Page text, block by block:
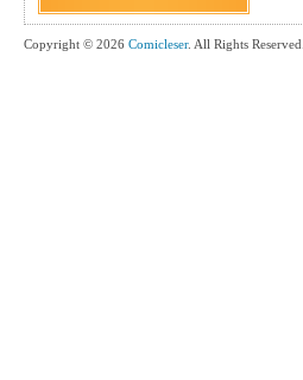
Copyright © 2026 Comicleser. All Rights Reserved.